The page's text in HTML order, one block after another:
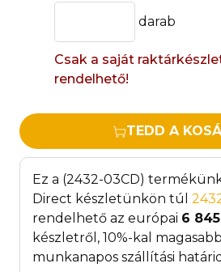
darab
Csak a saját
rendelhető!
TEDD A
Ez a (2432-03CD)
Direct készletünkön túl
rendelhető az európai 6
készletről, 10%-kal
munkanapos szállítási